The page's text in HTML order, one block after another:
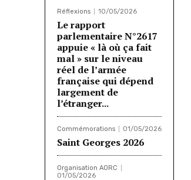
Réflexions 10/05/2026
Le rapport
parlementaire N°2617
appuie « là où ça fait
mal » sur le niveau
réel de l’armée
française qui dépend
largement de
l’étranger...
Commémorations 01/05/2026
Saint Georges 2026
Organisation AORC
01/05/2026